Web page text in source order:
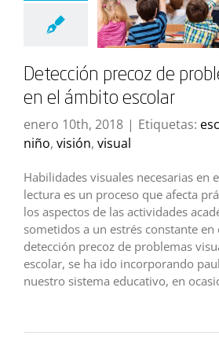
Detección precoz de
en el ámbito escolar
enero 10th, 2018 | Etiquetas:
niño, visión, visual
Habilidades visuales necesarias en
lectura es un proceso que afecta
los aspectos de las actividades
sometidos a un estrés constante en
detección precoz de problemas
escolar, se ha ido incorporando
nuestro sistema educativo, en